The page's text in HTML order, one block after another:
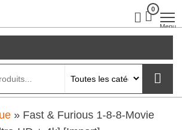
0
Menu
» Fast & Furious 1-8-8-Movie